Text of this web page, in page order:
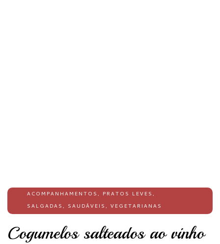
ACOMPANHAMENTOS, PRATOS LEVES,
SALGADAS, SAUDÁVEIS, VEGETARIANAS
Cogumelos salteados ao vinho